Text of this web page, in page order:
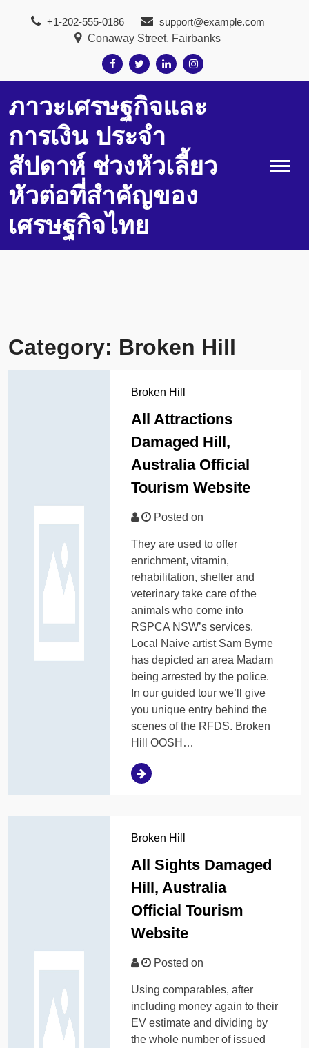
+1-202-555-0186
support@example.com
Conaway Street, Fairbanks
ภาวะเศรษฐกิจและ
การเงิน ประจำ
สัปดาห์ ช่วงหัวเลี้ยว
หัวต่อที่สำคัญของ
เศรษฐกิจไทย
Category: Broken Hill
Broken Hill
All Attractions
Damaged Hill,
Australia Official
Tourism Website
Posted on
They are used to offer
enrichment, vitamin,
rehabilitation, shelter and
veterinary take care of the
animals who come into
RSPCA NSW’s services.
Local Naive artist Sam Byrne
has depicted an area Madam
being arrested by the police.
In our guided tour we’ll give
you unique entry behind the
scenes of the RFDS. Broken
Hill OOSH…
Broken Hill
All Sights Damaged
Hill, Australia
Official Tourism
Website
Posted on
Using comparables, after
including money again to their
EV estimate and dividing by
the whole number of issued